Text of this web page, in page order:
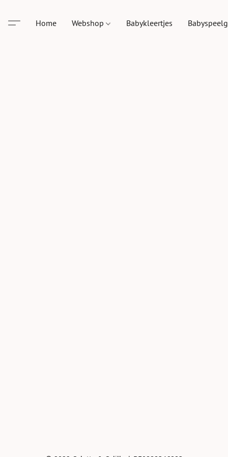
Home Webshop Babykleertjes